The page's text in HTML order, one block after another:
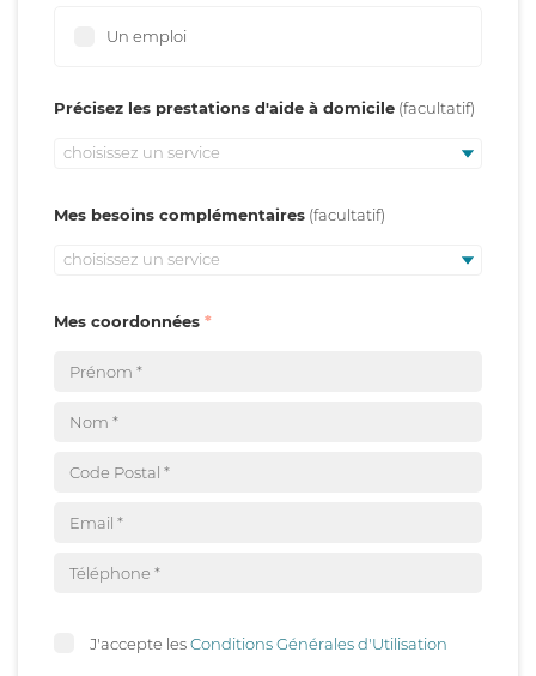
Un emploi
Précisez les prestations d'aide à domicile
choisissez un service
Mes besoins complémentaires
choisissez un service
Mes coordonnées
J'accepte lesConditions Générales d'Utilisation